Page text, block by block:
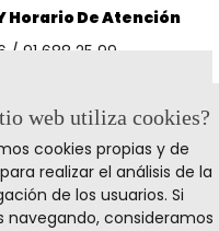
Horario De Atención
/ 91 688 25 99
Pago
web utiliza cookies?
cookies propias y de
realizar el análisis de la
de los usuarios. Si
navegando, consideramos